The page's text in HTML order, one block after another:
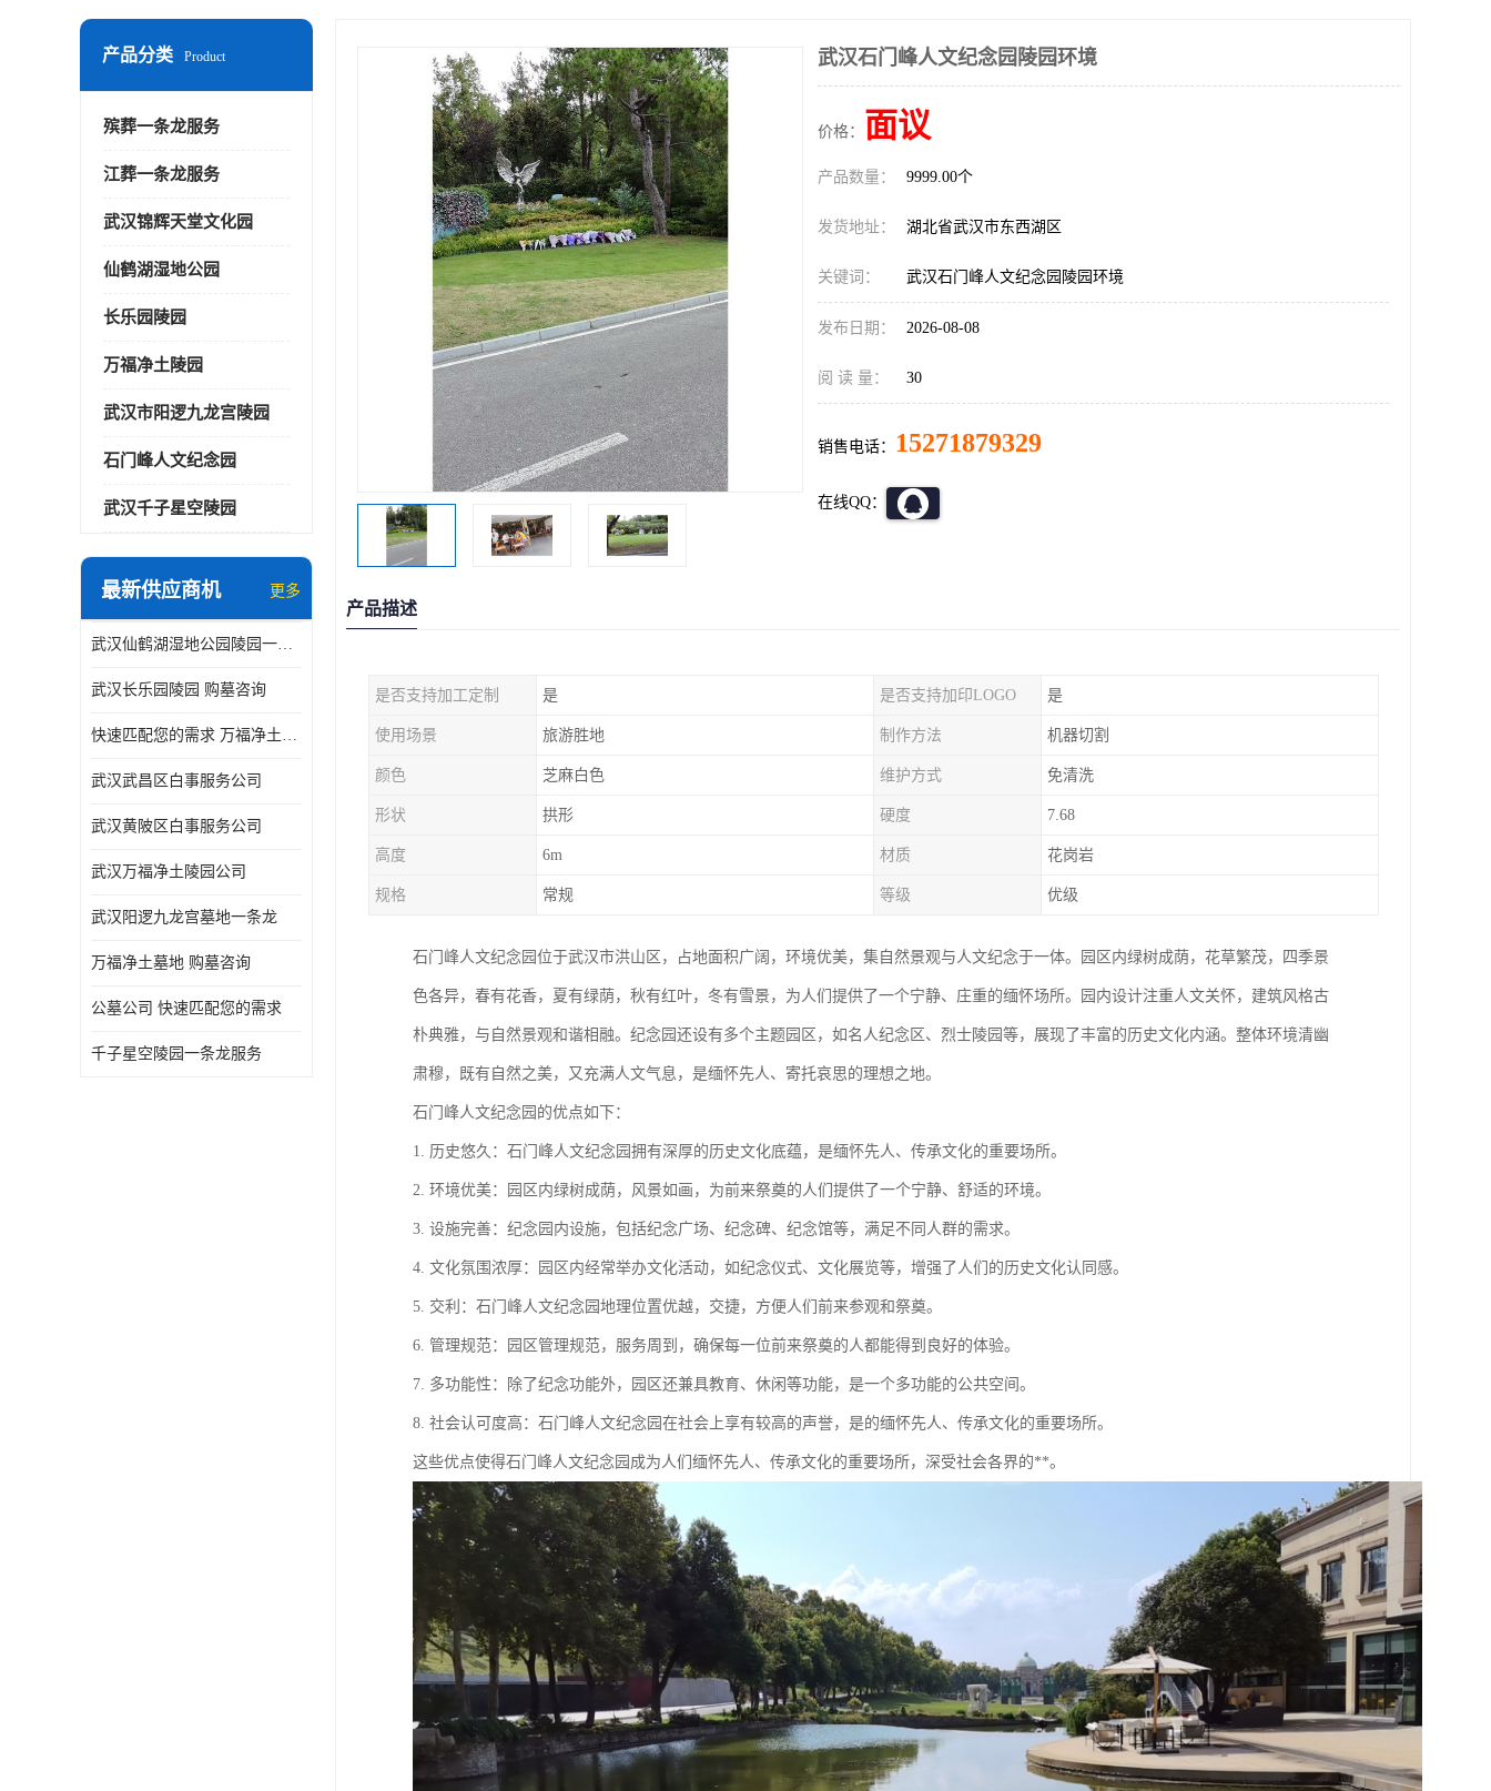
产品分类 Product
殡葬一条龙服务
江葬一条龙服务
武汉锦辉天堂文化园
仙鹤湖湿地公园
长乐园陵园
万福净土陵园
武汉市阳逻九龙宫陵园
石门峰人文纪念园
武汉千子星空陵园
最新供应商机 更多
武汉仙鹤湖湿地公园陵园一条龙服务
武汉长乐园陵园 购墓咨询
快速匹配您的需求 万福净土墓地流程
武汉武昌区白事服务公司
武汉黄陂区白事服务公司
武汉万福净土陵园公司
武汉阳逻九龙宫墓地一条龙
万福净土墓地 购墓咨询
公墓公司 快速匹配您的需求
千子星空陵园一条龙服务
武汉石门峰人文纪念园陵园环境
价格： 面议
产品数量： 9999.00个
发货地址： 湖北省武汉市东西湖区
关键词： 武汉石门峰人文纪念园陵园环境
发布日期： 2026-08-08
阅 读 量： 30
销售电话： 15271879329
在线QQ：
产品描述
是否支持加工定制 是 是否支持加印LOGO 是
使用场景 旅游胜地 制作方法 机器切割
颜色 芝麻白色 维护方式 免清洗
形状 拱形 硬度 7.68
高度 6m 材质 花岗岩
规格 常规 等级 优级
石门峰人文纪念园位于武汉市洪山区，占地面积广阔，环境优美，集自然景观与人文纪念于一体。园区内绿树成荫，花草繁茂，四季景
色各异，春有花香，夏有绿荫，秋有红叶，冬有雪景，为人们提供了一个宁静、庄重的缅怀场所。园内设计注重人文关怀，建筑风格古
朴典雅，与自然景观和谐相融。纪念园还设有多个主题园区，如名人纪念区、烈士陵园等，展现了丰富的历史文化内涵。整体环境清幽
肃穆，既有自然之美，又充满人文气息，是缅怀先人、寄托哀思的理想之地。
石门峰人文纪念园的优点如下：
1. 历史悠久：石门峰人文纪念园拥有深厚的历史文化底蕴，是缅怀先人、传承文化的重要场所。
2. 环境优美：园区内绿树成荫，风景如画，为前来祭奠的人们提供了一个宁静、舒适的环境。
3. 设施完善：纪念园内设施，包括纪念广场、纪念碑、纪念馆等，满足不同人群的需求。
4. 文化氛围浓厚：园区内经常举办文化活动，如纪念仪式、文化展览等，增强了人们的历史文化认同感。
5. 交利：石门峰人文纪念园地理位置优越，交捷，方便人们前来参观和祭奠。
6. 管理规范：园区管理规范，服务周到，确保每一位前来祭奠的人都能得到良好的体验。
7. 多功能性：除了纪念功能外，园区还兼具教育、休闲等功能，是一个多功能的公共空间。
8. 社会认可度高：石门峰人文纪念园在社会上享有较高的声誉，是的缅怀先人、传承文化的重要场所。
这些优点使得石门峰人文纪念园成为人们缅怀先人、传承文化的重要场所，深受社会各界的**。